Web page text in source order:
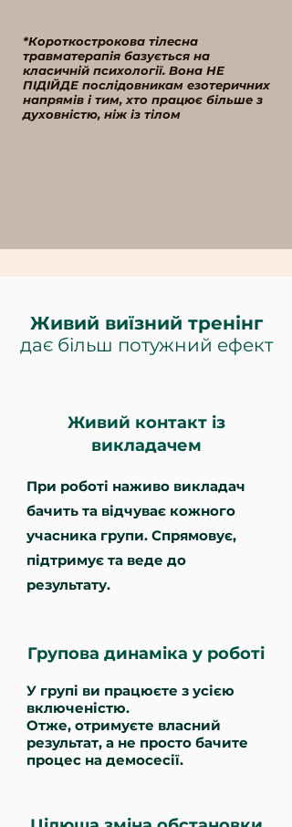
*Короткострокова тілесна
травматерапія базується на
класичній психології. Вона НЕ
ПІДІЙДЕ послідовникам езотеричних
напрямів і тим, хто працює більше з
духовністю, ніж із тілом
Живий виїзний тренінг
дає більш потужний ефект
Живий контакт із
викладачем
При роботі наживо викладач
бачить та відчуває кожного
учасника групи. Спрямовує,
підтримує та веде до
результату.
Групова динаміка у роботі
У групі ви працюєте з усією
включеністю.
Отже, отримуєте власний
результат, а не просто бачите
процес на демосесії.